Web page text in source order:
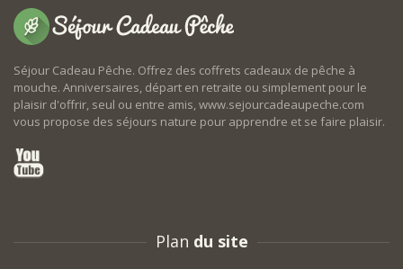
Séjour Cadeau Pêche. Offrez des coffrets cadeaux de pêche à
mouche. Anniversaires, départ en retraite ou simplement pour le
plaisir d'offrir, seul ou entre amis, www.sejourcadeaupeche.com
vous propose des séjours nature pour apprendre et se faire plaisir.
Plan du site